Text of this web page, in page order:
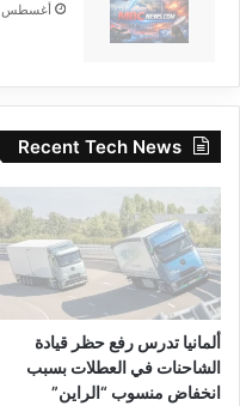
أغسطس 29, 2020
Recent Tech News
ألمانيا تدرس رفع حظر قيادة
الشاحنات في العطلات بسبب
انخفاض منسوب “الراين”